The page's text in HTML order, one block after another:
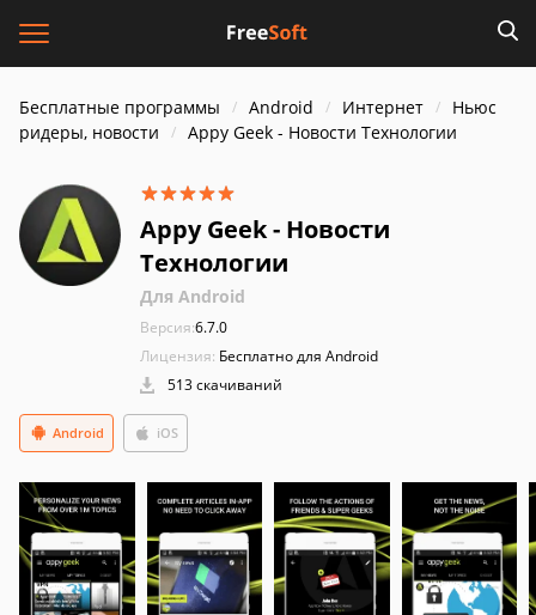
Бесплатные программы Android Интернет
Ньюс
ридеры, новости
Appy Geek - Новости Технологии
Appy Geek - Новости
Технологии
Для Android
Версия:6.7.0
Лицензия: Бесплатно для Android
513 скачиваний
Android iOS